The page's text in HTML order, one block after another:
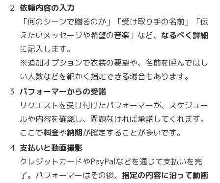
依頼内容の入力
「何のシーンで贈るのか」「受け取り手の名前」「伝
えたいメッセージや希望の音楽」など、なるべく詳細
に記入します。
※追加オプションで衣装の要望や、名前を呼んでほし
い人数などを細かく指定できる場合もあります。
パフォーマーからの受諾
リクエストを受け付けたパフォーマーが、スケジュー
ルや内容を確認し、問題なければ承諾してくれます。
ここで料金や納期が確定することが多いです。
支払いと動画撮影
クレジットカードやPayPalなどを通じて支払いを完
了。パフォーマーはその後、指定の内容に沿って動画